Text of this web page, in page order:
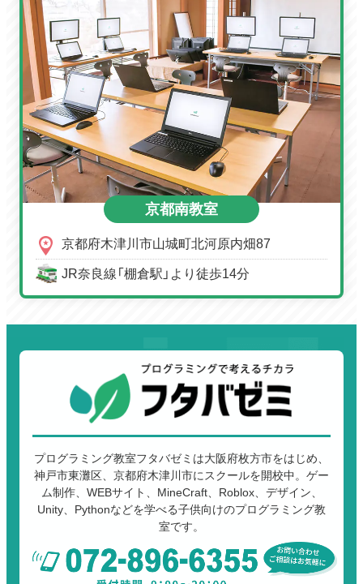
京都南教室
京都府木津川市山城町北河原内畑87
JR奈良線「棚倉駅」より徒歩14分
プログラミング教室フタバゼミは大阪府枚方市をはじめ、
神戸市東灘区、京都府木津川市にスクールを開校中。ゲー
ム制作、WEBサイト、MineCraft、Roblox、デザイン、
Unity、Pythonなどを学べる子供向けのプログラミング教
室です。